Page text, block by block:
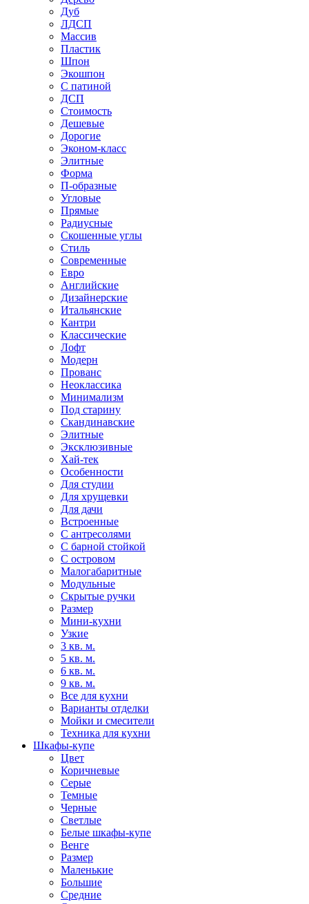
Дуб
ЛДСП
Массив
Пластик
Шпон
Экошпон
С патиной
ДСП
Стоимость
Дешевые
Дорогие
Эконом-класс
Элитные
Форма
П-образные
Угловые
Прямые
Радиусные
Скошенные углы
Стиль
Современные
Евро
Английские
Дизайнерские
Итальянские
Кантри
Классические
Лофт
Модерн
Прованс
Неоклассика
Минимализм
Под старину
Скандинавские
Элитные
Эксклюзивные
Хай-тек
Особенности
Для студии
Для хрущевки
Для дачи
Встроенные
С антресолями
С барной стойкой
С островом
Малогабаритные
Модульные
Скрытые ручки
Размер
Мини-кухни
Узкие
3 кв. м.
5 кв. м.
6 кв. м.
9 кв. м.
Все для кухни
Варианты отделки
Мойки и смесители
Техника для кухни
Шкафы-купе
Цвет
Коричневые
Серые
Темные
Черные
Светлые
Белые шкафы-купе
Венге
Размер
Маленькие
Большие
Средние